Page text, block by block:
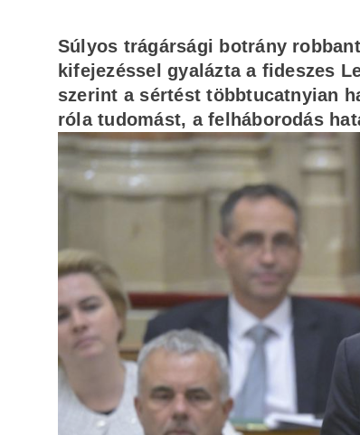
Súlyos trágársági botrány
kifejezéssel gyalázta a fideszes
szerint a sértést többtucatnyian
róla tudomást, a felháborodás